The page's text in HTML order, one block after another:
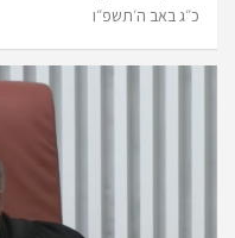
כ״ג באב ה׳תשפ״ו